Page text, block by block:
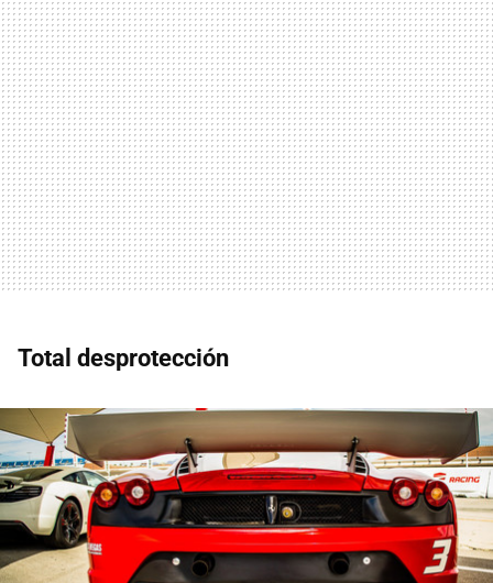
Total desprotección